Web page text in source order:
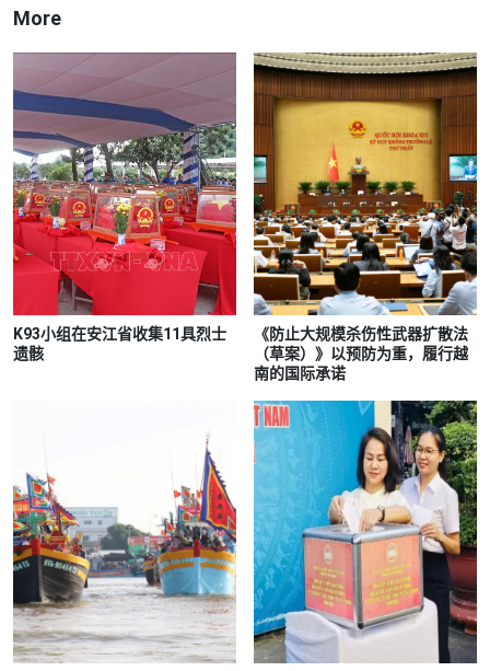
More
K93小组在安江省收集11具烈士
遗骸
《防止大规模杀伤性武器扩散法
（草案）》以预防为重，履行越
南的国际承诺